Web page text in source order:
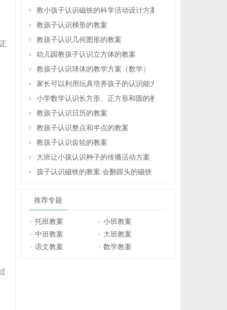
教小孩子认识磁铁的科学活动设计方案
教孩子认识梯形的教案
教孩子认识几何图形的教案
幼儿园教孩子认识立方体的教案
教孩子认识球体的教学方案（数学）
家长可以利用玩具培养孩子的认识能力的方案
小学数学认识长方形、正方形和圆的教案 教学资料 教学设计
教孩子认识日历的教案
教孩子认识整点和半点的教案
教孩子认识齿轮的教案
大班让小孩认识种子的传播活动方案
孩子认识磁铁的教案:会翻跟头的磁铁
推荐专题
托班教案
小班教案
中班教案
大班教案
语文教案
数学教案